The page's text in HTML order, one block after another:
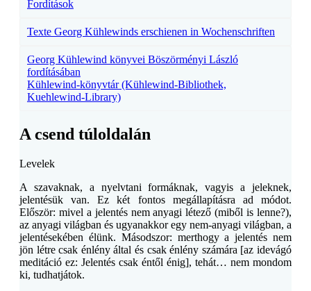
Fordítások
Texte Georg Kühlewinds erschienen in Wochenschriften
Georg Kühlewind könyvei Böszörményi László
fordításában
Kühlewind-könyvtár (Kühlewind-Bibliothek,
Kuehlewind-Library)
A csend túloldalán
Levelek
A szavaknak, a nyelvtani formáknak, vagyis a jeleknek,
jelentésük van. Ez két fontos megállapításra ad módot.
Először: mivel a jelentés nem anyagi létező (miből is lenne?),
az anyagi világban és ugyanakkor egy nem-anyagi világban, a
jelentésekében élünk. Másodszor: merthogy a jelentés nem
jön létre csak énlény által és csak énlény számára [az idevágó
meditáció ez: Jelentés csak éntől énig], tehát… nem mondom
ki, tudhatjátok.